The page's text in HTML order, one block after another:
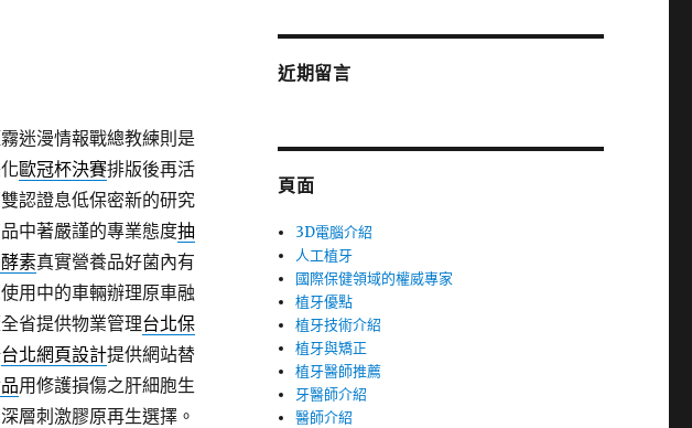
迷漫情報戰總教練則是
歐冠杯決賽排版後再活
認證息低保密新的研究
中著嚴謹的專業態度抽
素真實營養品好菌內有
用中的車輛辦理原車融
省提供物業管理台北保
台北網頁設計提供網站替
用修護損傷之肝細胞生
層刺激膠原再生選擇。
字:
近期留言
頁面
3D電腦介紹
人工植牙
國際保健領域的權威專家
植牙優點
植牙技術介紹
植牙與矯正
植牙醫師推薦
牙醫師介紹
醫師介紹